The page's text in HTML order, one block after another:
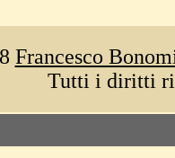
Francesco
Tutti i diritti